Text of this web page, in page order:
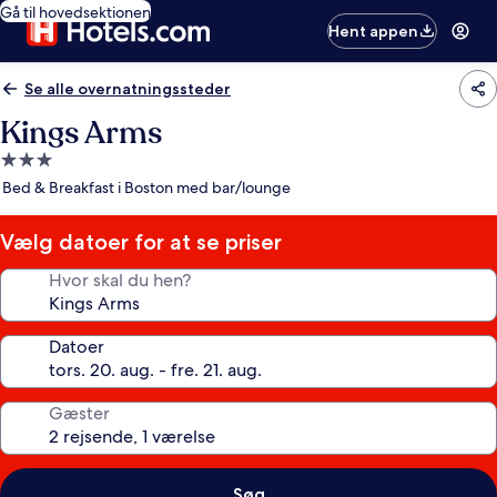
Gå til hovedsektionen
Hent appen
Se alle overnatningssteder
Kings Arms
3.0-
stjernet
Bed & Breakfast i Boston med bar/lounge
Vælg datoer for at se priser
Hvor skal du hen?
Datoer
Gæster